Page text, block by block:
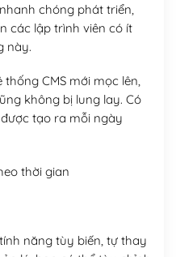
chóng phát triển,
các lập trình viên có ít
này.
CMS mới mọc lên,
không bị lung lay. Có
tạo ra mỗi ngày
thời gian
năng tùy biến, tự thay